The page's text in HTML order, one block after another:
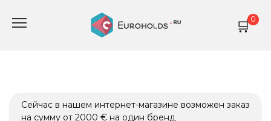
0
Сейчас в нашем интернет-магазине возможен заказ
на сумму от 2000 € на один бренд